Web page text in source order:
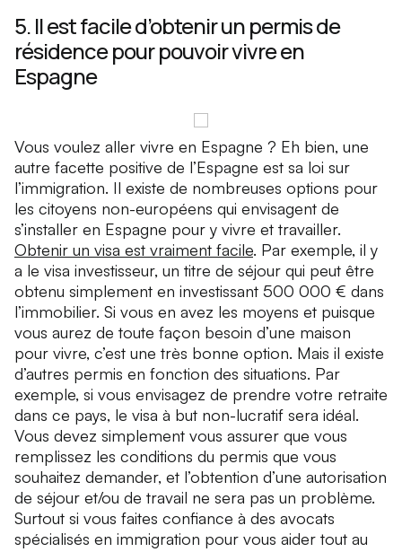
5. Il est facile d’obtenir un permis de
résidence pour pouvoir vivre en
Espagne
Vous voulez aller vivre en Espagne ? Eh bien, une
autre facette positive de l’Espagne est sa loi sur
l’immigration. Il existe de nombreuses options pour
les citoyens non-européens qui envisagent de
s’installer en Espagne pour y vivre et travailler.
Obtenir un visa est vraiment facile. Par exemple, il y
a le visa investisseur, un titre de séjour qui peut être
obtenu simplement en investissant 500 000 € dans
l’immobilier. Si vous en avez les moyens et puisque
vous aurez de toute façon besoin d’une maison
pour vivre, c’est une très bonne option. Mais il existe
d’autres permis en fonction des situations. Par
exemple, si vous envisagez de prendre votre retraite
dans ce pays, le visa à but non-lucratif sera idéal.
Vous devez simplement vous assurer que vous
remplissez les conditions du permis que vous
souhaitez demander, et l’obtention d’une autorisation
de séjour et/ou de travail ne sera pas un problème.
Surtout si vous faites confiance à des avocats
spécialisés en immigration pour vous aider tout au